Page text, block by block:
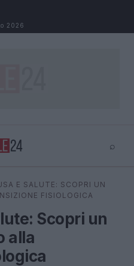
2026
⌕
⌕
E SALUTE: SCOPRI UN
FISIOLOGICA
Scopri un
alla